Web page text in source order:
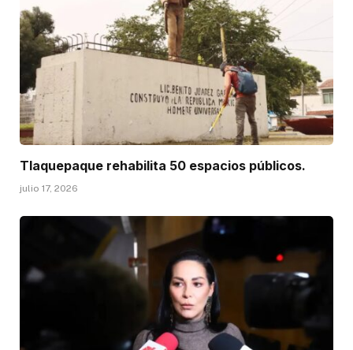
Tlaquepaque rehabilita 50 espacios públicos.
julio 17, 2026